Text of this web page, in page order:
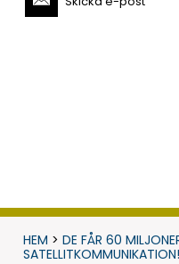
HEM > DE FÅR 60
SATELLITKOMMUNIKATION!